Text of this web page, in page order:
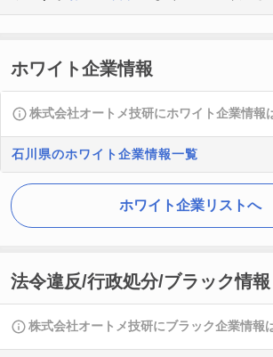
ホワイト企業情報
株式会社オートメ技研にホワイト企業情報
石川県のホワイト企業情報一覧
ホワイト企業リストへ
法令違反/行政処分/ブラック情報
株式会社オートメ技研にブラック企業情報